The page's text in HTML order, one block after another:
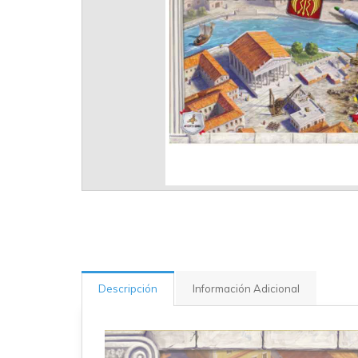
Descripción Información Adicional